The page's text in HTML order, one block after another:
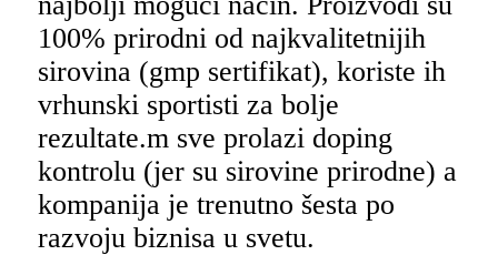
100% prirodni od najkvalitetnijih
sirovina (gmp sertifikat), koriste ih
vrhunski sportisti za bolje
rezultate.m sve prolazi doping
kontrolu (jer su sirovine prirodne) a
kompanija je trenutno šesta po
razvoju biznisa u svetu.